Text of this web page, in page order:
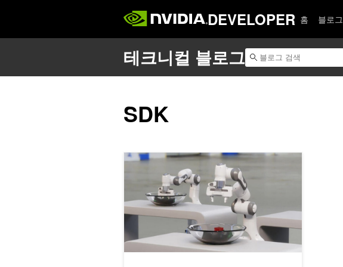
DEVELOPER 홈 블로그
SDK
NVIDIA Jetson 개발자 밋업에서 엿보는 로보틱스의 미래!